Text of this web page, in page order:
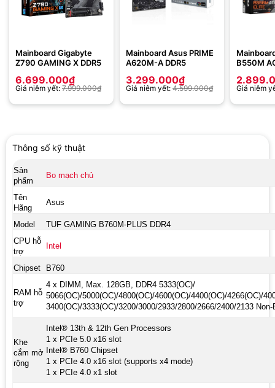
Mainboard Gigabyte
Z790 GAMING X​ DDR5
6.699.000₫
Giá niêm yết: 7.999.000₫
Mainboard Asus PRIME
A620M-A DDR5
3.299.000₫
Giá niêm yết: 4.599.000₫
B550M
Giá niêm
Thông số kỹ thuật
Sản
phẩm
Bo mạch chủ
Tên
Hãng
Asus
Model
TUF GAMING B760M-PLUS DDR4
CPU hỗ
trợ
Intel
Chipset B760
RAM hỗ
trợ
4 x DIMM, Max. 128GB, DDR4 5333(OC)/
5066(OC)/5000(OC)/4800(OC)/4600(OC)/4400(OC)/4266(OC)/
3400(OC)/3333(OC)/3200/3000/2933/2800/2666/2400/2133
Khe
cắm mở
rộng
Intel® 13th & 12th Gen Processors
1 x PCIe 5.0 x16 slot
Intel® B760 Chipset
1 x PCIe 4.0 x16 slot (supports x4 mode)
1 x PCIe 4.0 x1 slot